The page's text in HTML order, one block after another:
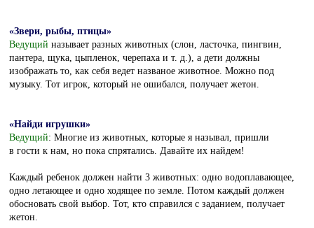
«Звери, рыбы, птицы»
Ведущий называет разных животных (слон, ласточка, пингвин,
пантера, щука, цыпленок, черепаха и т. д.), а дети должны
изображать то, как себя ведет названое животное. Можно под
музыку. Тот игрок, который не ошибался, получает жетон.
«Найди игрушки»
Ведущий: Многие из животных, которые я называл, пришли
в гости к нам, но пока спрятались. Давайте их найдем!
Каждый ребенок должен найти 3 животных: одно водоплавающее,
одно летающее и одно ходящее по земле. Потом каждый должен
обосновать свой выбор. Тот, кто справился с заданием, получает
жетон.